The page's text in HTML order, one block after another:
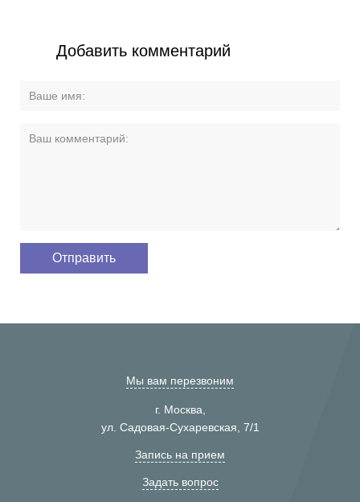
Добавить комментарий
Мы вам перезвоним
г. Москва,
ул. Садовая-Сухаревская, 7/1
Запись на прием
Задать вопрос